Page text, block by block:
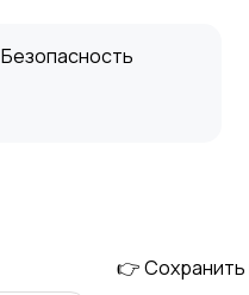
Безопасность
👉 Сохранить